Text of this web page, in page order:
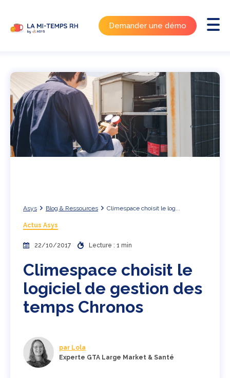
Demander une démo
Asys Blog & Ressources Climespace choisit le log...
Actus Asys
22/10/2017 Lecture : 1 min
Climespace choisit le
logiciel de gestion des
temps Chronos
par Lola
Experte GTA Large Market & Santé